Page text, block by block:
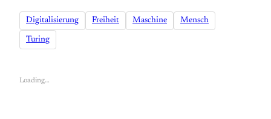
Digitalisierung Freiheit Maschine Mensch
Turing
Loading…